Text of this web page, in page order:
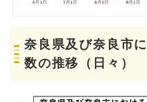
奈良県及び奈良市
数の推移（日々）